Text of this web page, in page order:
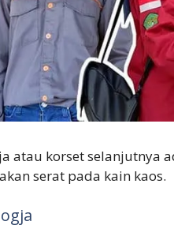
atau korset selanjutnya
serat pada kain kaos.